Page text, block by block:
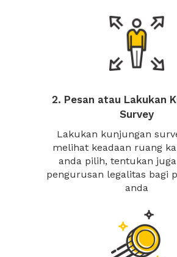
2. Pesan atau Lakukan
Survey
Lakukan kunjungan
melihat keadaan ruang
anda pilih, tentukan
pengurusan legalitas bagi
anda